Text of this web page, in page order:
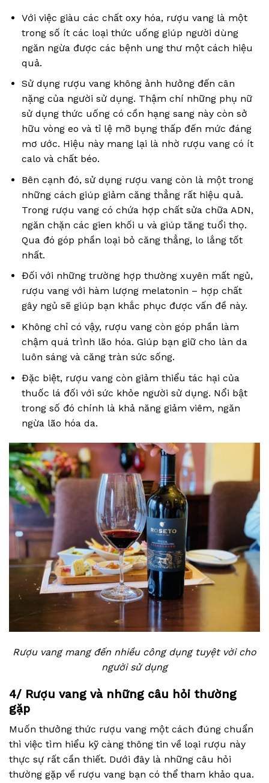
Với việc giàu các chất oxy hóa, rượu vang là một
trong số ít các loại thức uống giúp người dùng
ngăn ngừa được các bệnh ung thư một cách hiệu
quả.
Sử dụng rượu vang không ảnh hưởng đến cân
nặng của người sử dụng. Thậm chí những phụ nữ
sử dụng thức uống có cồn hạng sang này còn sở
hữu vòng eo và tỉ lệ mỡ bụng thấp đến mức đáng
mơ ước. Hiệu này mang lại là nhờ rượu vang có ít
calo và chất béo.
Bên cạnh đó, sử dụng rượu vang còn là một trong
những cách giúp giảm căng thẳng rất hiệu quả.
Trong rượu vang có chứa hợp chất sửa chữa ADN,
ngăn chặn các gien khối u và giúp tăng tuổi thọ.
Qua đó góp phần loại bỏ căng thẳng, lo lắng tốt
nhất.
Đối với những trường hợp thường xuyên mất ngủ,
rượu vang với hàm lượng melatonin – hợp chất
gây ngủ sẽ giúp bạn khắc phục được vấn đề này.
Không chỉ có vậy, rượu vang còn góp phần làm
chậm quá trình lão hóa. Giúp bạn giữ cho làn da
luôn sáng và căng tràn sức sống.
Đặc biệt, rượu vang còn giảm thiểu tác hại của
thuốc lá đối với sức khỏe người sử dụng. Nổi bật
trong số đó chính là khả năng giảm viêm, ngăn
ngừa lão hóa da.
Rượu vang mang đến nhiều công dụng tuyệt vời cho
người sử dụng
4/ Rượu vang và những câu hỏi thường
gặp
Muốn thưởng thức rượu vang một cách đúng chuẩn
thì việc tìm hiểu kỹ càng thông tin về loại rượu này
thực sự rất cần thiết. Dưới đây là những câu hỏi
thường gặp về rượu vang bạn có thể tham khảo qua.